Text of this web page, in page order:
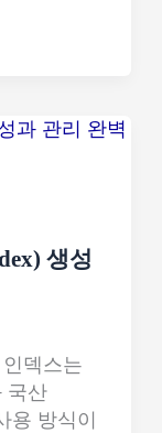
생성
덱스는
국산
용 방식이